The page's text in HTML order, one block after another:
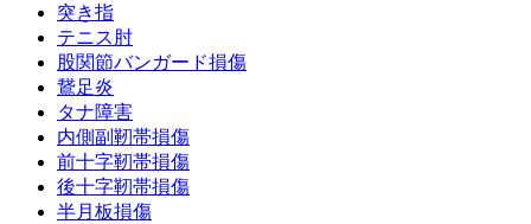
突き指
テニス肘
股関節バンガード損傷
鵞足炎
タナ障害
内側副靭帯損傷
前十字靭帯損傷
後十字靭帯損傷
半月板損傷